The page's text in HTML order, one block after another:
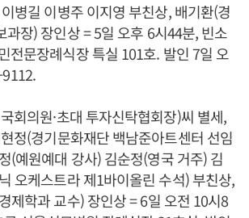
병길 이병주 이지영 부친상, 배기환(경
과장) 장인상 = 5일 오후 6시44분, 빈소
전문장례식장 특실 101호. 발인 7일 오
회의원·초대 투자신탁협회장)씨 별세,
정(경기문화재단 백남준아트센터 선임
(예원예대 강사) 김순정(영국 거주) 김
오케스트라 제1바이올린 수석) 부친상,
제학과 교수) 장인상 = 6일 오전 10시8